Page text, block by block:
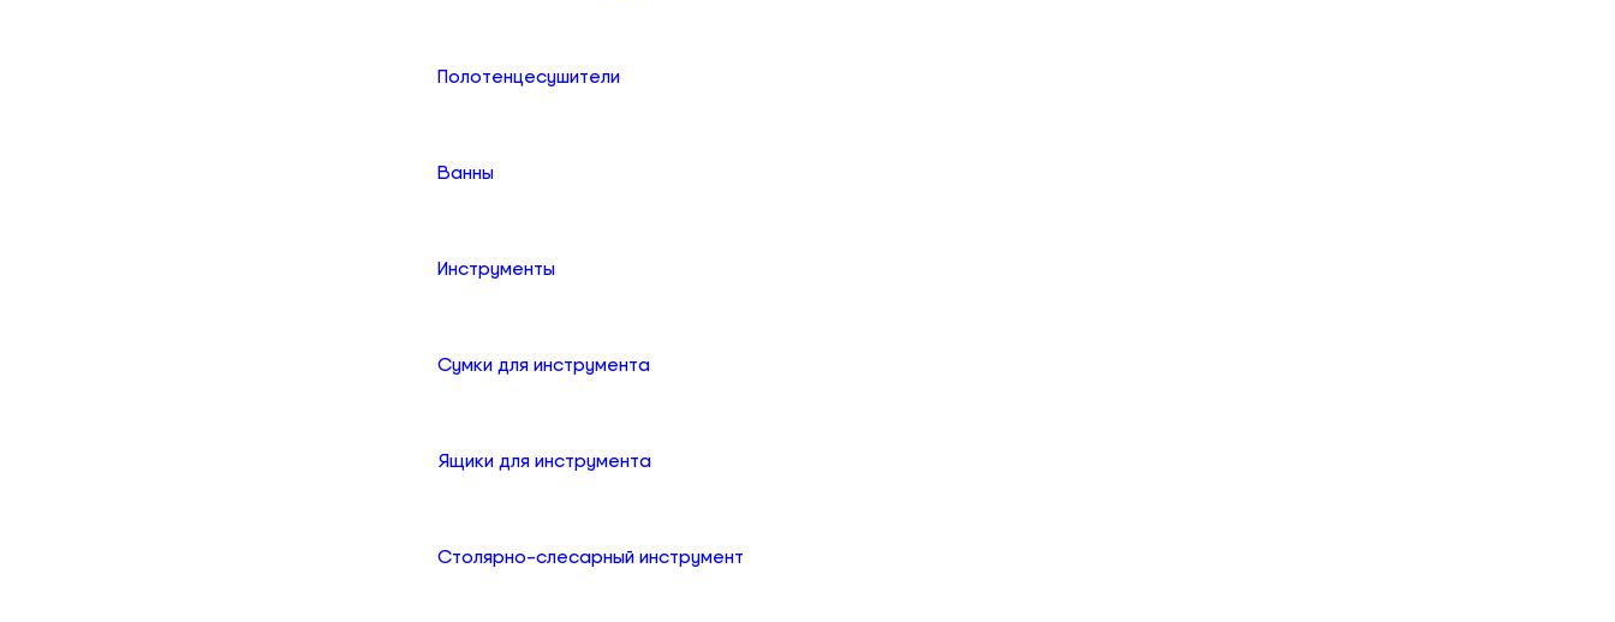
Полотенцесушители
Ванны
Инструменты
Сумки для инструмента
Ящики для инструмента
Столярно-слесарный инструмент